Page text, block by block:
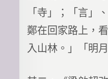
「寺」；「言」
鄭在回家路上，
入山林。」「明